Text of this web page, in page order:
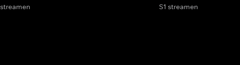
streamen S1 streamen